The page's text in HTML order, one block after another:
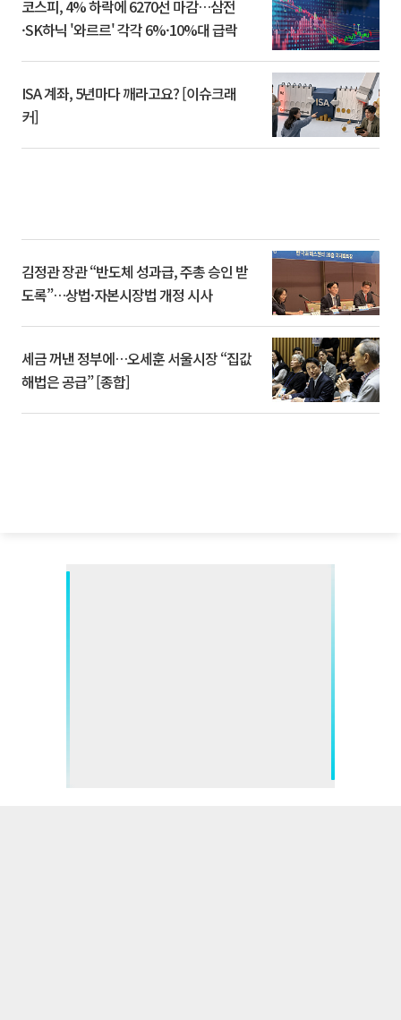
코스피, 4% 하락에 6270선 마감…삼전
·SK하닉 '와르르' 각각 6%·10%대 급락
ISA 계좌, 5년마다 깨라고요? [이슈크래
커]
김정관 장관 “반도체 성과급, 주총 승인 받
도록”…상법·자본시장법 개정 시사
세금 꺼낸 정부에…오세훈 서울시장 “집값
해법은 공급” [종합]